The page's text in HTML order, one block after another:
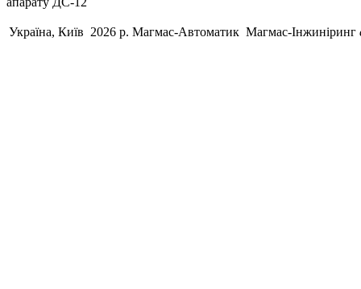
Україна, Київ 2026 р. Магмас-Автоматик Магмас-Інжиніринг